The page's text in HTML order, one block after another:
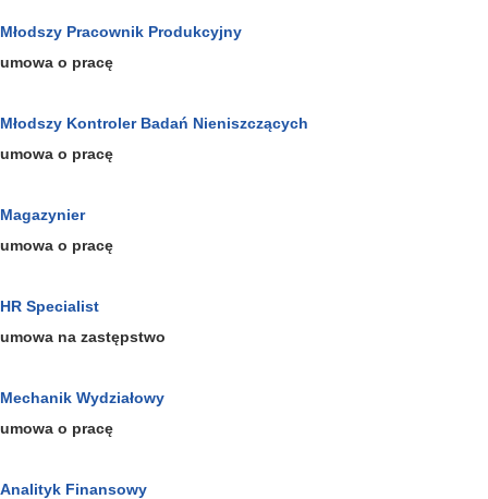
Młodszy Pracownik Produkcyjny
umowa o pracę
Młodszy Kontroler Badań Nieniszczących
umowa o pracę
Magazynier
umowa o pracę
HR Specialist
umowa na zastępstwo
Mechanik Wydziałowy
umowa o pracę
Analityk Finansowy